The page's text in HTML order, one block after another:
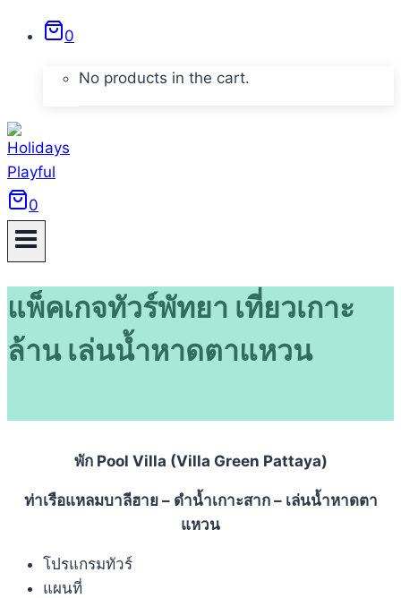
0
No products in the cart.
0
แพ็คเกจทัวร์พัทยา เที่ยวเกาะ
ล้าน เล่นน้ำหาดตาแหวน
พัก Pool Villa (Villa Green Pattaya)
ท่าเรือแหลมบาลีฮาย – ดำน้ำเกาะสาก – เล่นน้ำหาดตา
แหวน
โปรแกรมทัวร์
แผนที่